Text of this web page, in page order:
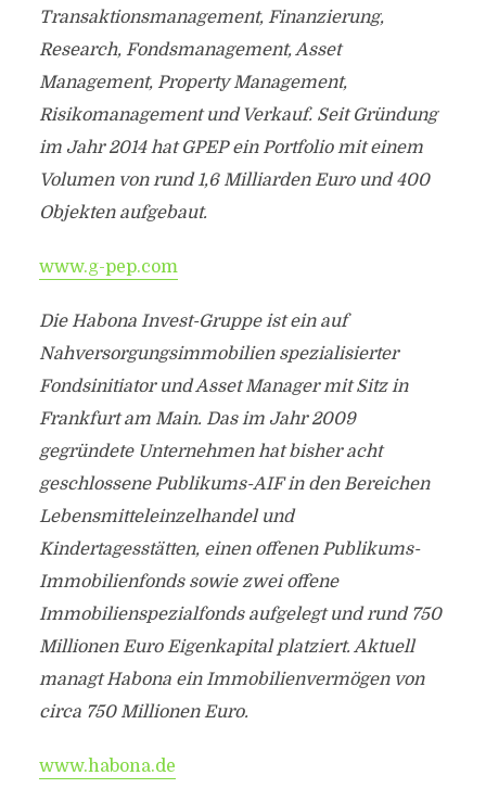
Transaktionsmanagement, Finanzierung,
Research, Fondsmanagement, Asset
Management, Property Management,
Risikomanagement und Verkauf. Seit Gründung
im Jahr 2014 hat GPEP ein Portfolio mit einem
Volumen von rund 1,6 Milliarden Euro und 400
Objekten aufgebaut.
www.g-pep.com
Die Habona Invest-Gruppe ist ein auf
Nahversorgungsimmobilien spezialisierter
Fondsinitiator und Asset Manager mit Sitz in
Frankfurt am Main. Das im Jahr 2009
gegründete Unternehmen hat bisher acht
geschlossene Publikums-AIF in den Bereichen
Lebensmitteleinzelhandel und
Kindertagesstätten, einen offenen Publikums-
Immobilienfonds sowie zwei offene
Immobilienspezialfonds aufgelegt und rund 750
Millionen Euro Eigenkapital platziert. Aktuell
managt Habona ein Immobilienvermögen von
circa 750 Millionen Euro.
www.habona.de